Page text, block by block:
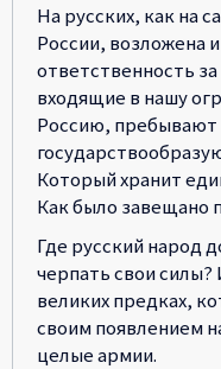
На русских, как на
России, возложена
ответственность
входящие в нашу
Россию, пребывают
Который хранит
Как было завещано
Где русский народ
черпать свои силы?
великих предках,
своим появлением
целые армии.